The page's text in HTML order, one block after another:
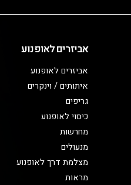
אביזרים לאופנוע
אביזרים לאופנוע
איתותים / וינקרים
גריפים
כיסוי לאופנוע
מחרשות
מנעולים
מצלמת דרך לאופנוע
מראות